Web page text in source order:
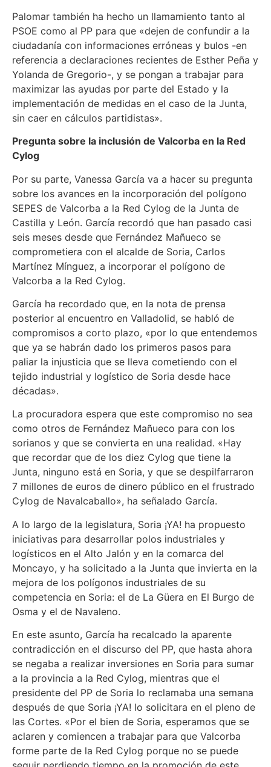
Palomar también ha hecho un llamamiento tanto al
PSOE como al PP para que «dejen de confundir a la
ciudadanía con informaciones erróneas y bulos -en
referencia a declaraciones recientes de Esther Peña y
Yolanda de Gregorio-, y se pongan a trabajar para
maximizar las ayudas por parte del Estado y la
implementación de medidas en el caso de la Junta,
sin caer en cálculos partidistas».
Pregunta sobre la inclusión de Valcorba en la Red
Cylog
Por su parte, Vanessa García va a hacer su pregunta
sobre los avances en la incorporación del polígono
SEPES de Valcorba a la Red Cylog de la Junta de
Castilla y León. García recordó que han pasado casi
seis meses desde que Fernández Mañueco se
comprometiera con el alcalde de Soria, Carlos
Martínez Mínguez, a incorporar el polígono de
Valcorba a la Red Cylog.
García ha recordado que, en la nota de prensa
posterior al encuentro en Valladolid, se habló de
compromisos a corto plazo, «por lo que entendemos
que ya se habrán dado los primeros pasos para
paliar la injusticia que se lleva cometiendo con el
tejido industrial y logístico de Soria desde hace
décadas».
La procuradora espera que este compromiso no sea
como otros de Fernández Mañueco para con los
sorianos y que se convierta en una realidad. «Hay
que recordar que de los diez Cylog que tiene la
Junta, ninguno está en Soria, y que se despilfarraron
7 millones de euros de dinero público en el frustrado
Cylog de Navalcaballo», ha señalado García.
A lo largo de la legislatura, Soria ¡YA! ha propuesto
iniciativas para desarrollar polos industriales y
logísticos en el Alto Jalón y en la comarca del
Moncayo, y ha solicitado a la Junta que invierta en la
mejora de los polígonos industriales de su
competencia en Soria: el de La Güera en El Burgo de
Osma y el de Navaleno.
En este asunto, García ha recalcado la aparente
contradicción en el discurso del PP, que hasta ahora
se negaba a realizar inversiones en Soria para sumar
a la provincia a la Red Cylog, mientras que el
presidente del PP de Soria lo reclamaba una semana
después de que Soria ¡YA! lo solicitara en el pleno de
las Cortes. «Por el bien de Soria, esperamos que se
aclaren y comiencen a trabajar para que Valcorba
forme parte de la Red Cylog porque no se puede